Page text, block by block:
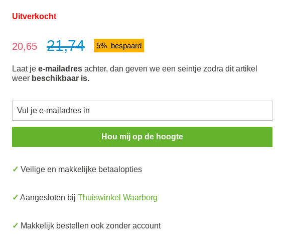
Uitverkocht
Verkoopprijs:
20,65 21,74 5% bespaard
Laat je e-mailadresachter, dan geven we een seintje zodra dit artikel
weer beschikbaar is.
Hou mij op de hoogte
✓ Veilige en makkelijke betaalopties
✓ Aangesloten bij Thuiswinkel Waarborg
✓ Makkelijk bestellen ook zonder account